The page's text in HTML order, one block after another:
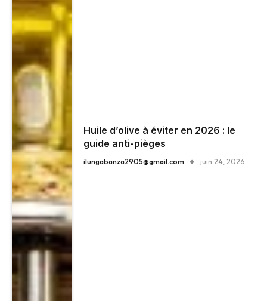
Huile d’olive à éviter en 2026 : le
guide anti-pièges
ilungabanza2905@gmail.com juin 24, 2026